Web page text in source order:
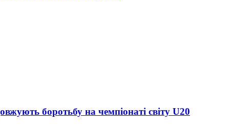
боротьбу на чемпіонаті світу U20